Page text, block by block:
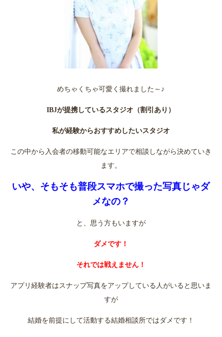
めちゃくちゃ可愛く撮れました～♪
IBJが提携しているスタジオ（割引あり）
私が経験からおすすめしたいスタジオ
この中から入会者の移動可能なエリアで相談しながら決めていき
ます。
いや、そもそも普段スマホで撮った写真じゃダ
メなの？
と、思う方もいますが
ダメです！
それでは戦えません！
アプリ経験者はスナップ写真をアップしている人がいると思いま
すが
結婚を前提にして活動する結婚相談所ではダメです！